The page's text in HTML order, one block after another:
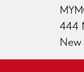
444
New